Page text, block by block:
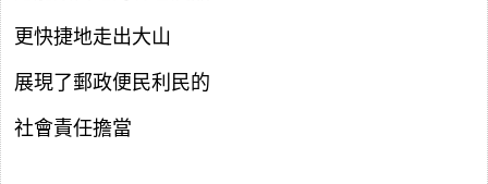
更快捷地走出大山
展現了郵政便民利民的
社會責任擔當